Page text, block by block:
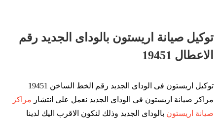
توكيل صيانة اريستون بالوداى الجديد رقم
الاعطال 19451
توكيل اريستون فى الوداى الجديد رقم الخط الساخن 19451
مراكز صيانة اريستون فى الوداى الجديد نعمل على انتشار مراكز
صيانة اريستون بالوداى الجديد وذلك لنكون الاقرب اليك لدينا